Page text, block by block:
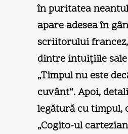
în puritatea
apare adesea în
scriitorului
dintre intuiţiile sale
„Timpul nu este
cuvânt“. Apoi,
legătură cu timpul,
„Cogito-ul